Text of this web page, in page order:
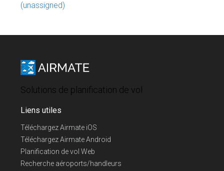
(unassigned)
Solutions de planification de vol
Liens utiles
Téléchargez Airmate iOS
Téléchargez Airmate Android
Planification de vol Web
Recherche aéroports/handleurs